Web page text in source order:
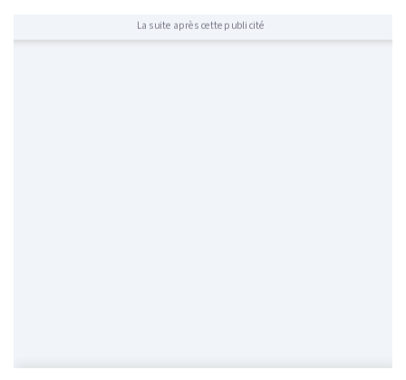
La suite après cette publicité